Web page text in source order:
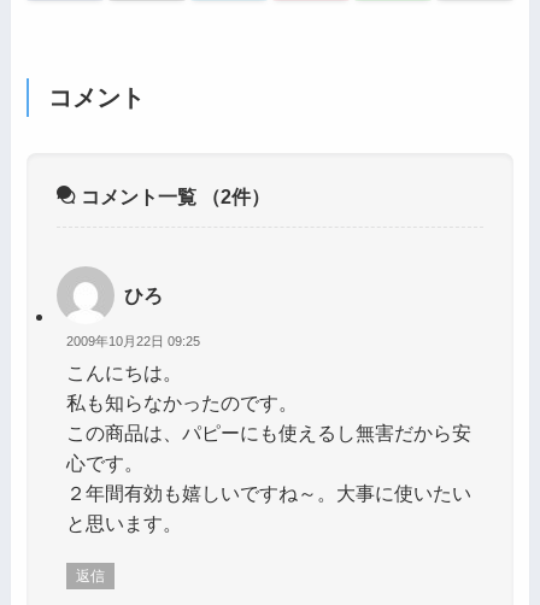
コメント
コメント一覧 （2件）
ひろ
2009年10月22日 09:25
こんにちは。
私も知らなかったのです。
この商品は、パピーにも使えるし無害だから安
心です。
２年間有効も嬉しいですね～。大事に使いたい
と思います。
返信